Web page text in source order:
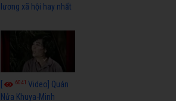
lương xã hội hay nhất
6041Video] Quán
Nửa Khuya-Minh